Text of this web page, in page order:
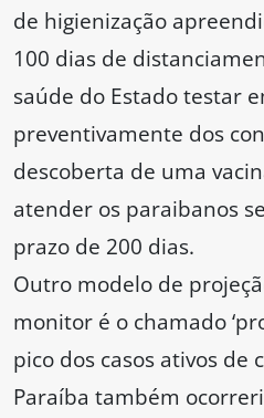
de higienização
100 dias de
saúde do Estado testar
preventivamente dos
descoberta de uma
atender os paraibanos
prazo de 200 dias.
Outro modelo de
monitor é o chamado
pico dos casos ativos de
Paraíba também